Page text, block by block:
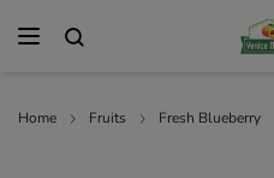
Home Fruits Fresh Blueberry